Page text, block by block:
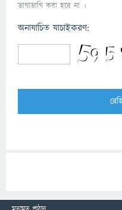
ভাগাভাগি করা হবে না ।
অনাযাচিত যাচাইকরণ: